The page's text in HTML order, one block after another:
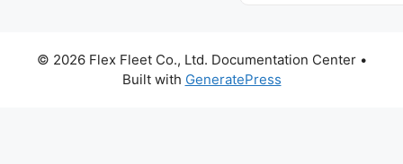
© 2026 Flex Fleet Co., Ltd. Documentation Center•
Built with GeneratePress